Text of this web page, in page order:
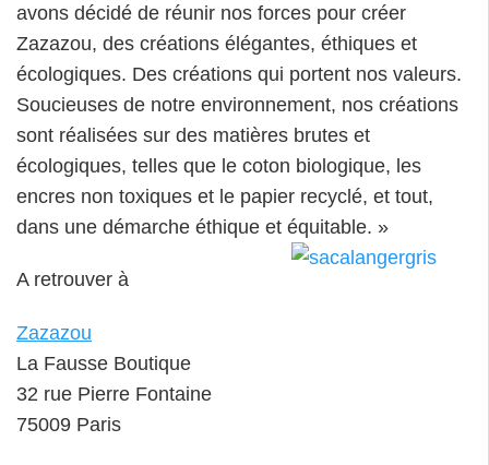
avons décidé de réunir nos forces pour créer
Zazazou, des créations élégantes, éthiques et
écologiques. Des créations qui portent nos valeurs.
Soucieuses de notre environnement, nos créations
sont réalisées sur des matières brutes et
écologiques, telles que le coton biologique, les
encres non toxiques et le papier recyclé, et tout,
dans une démarche éthique et équitable. »
A retrouver à
Zazazou
La Fausse Boutique
32 rue Pierre Fontaine
75009 Paris